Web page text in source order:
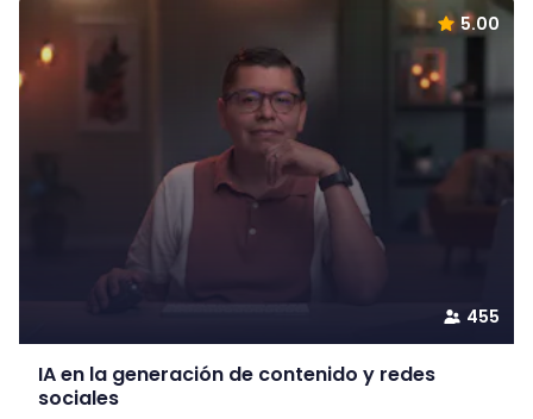
455
5.00
IA en la generación de contenido y redes
sociales